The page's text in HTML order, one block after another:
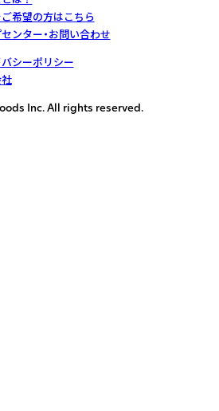
希望の方はこちら
ンター・お問い合わせ
シーポリシー
Inc. All rights reserved.